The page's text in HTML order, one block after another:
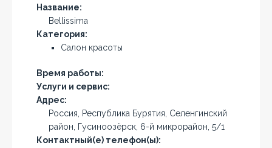
Название:
Bellissima
Категория:
Салон красоты
Время работы:
Услуги и сервис:
Адрес:
Россия, Республика Бурятия, Селенгинский
район, Гусиноозёрск, 6-й микрорайон, 5/1
Контактный(е) телефон(ы):